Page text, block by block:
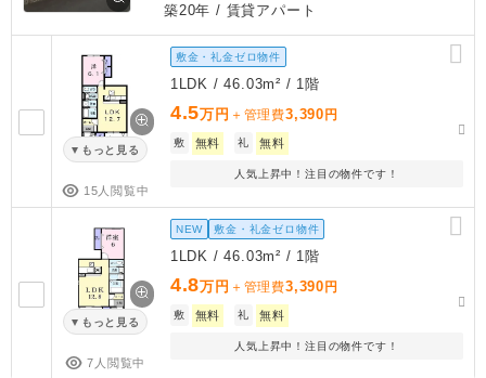
築20年 / 賃貸アパート
もっと見る
15人閲覧中
敷金・礼金ゼロ物件
1LDK / 46.03m² / 1階
4.5万円 ＋管理費3,390 円
敷 無料 礼 無料
人気上昇中！注目の物件です！
もっと見る
7人閲覧中
NEW 敷金・礼金ゼロ物件
1LDK / 46.03m² / 1階
4.8万円 ＋管理費3,390 円
敷 無料 礼 無料
人気上昇中！注目の物件です！